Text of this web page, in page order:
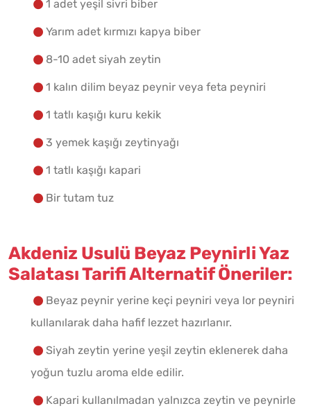
1 adet yeşil sivri biber
Yarım adet kırmızı kapya biber
8-10 adet siyah zeytin
1 kalın dilim beyaz peynir veya feta peyniri
1 tatlı kaşığı kuru kekik
3 yemek kaşığı zeytinyağı
1 tatlı kaşığı kapari
Bir tutam tuz
Akdeniz Usulü Beyaz Peynirli Yaz
Salatası Tarifi Alternatif Öneriler:
Beyaz peynir yerine keçi peyniri veya lor peyniri
kullanılarak daha hafif lezzet hazırlanır.
Siyah zeytin yerine yeşil zeytin eklenerek daha
yoğun tuzlu aroma elde edilir.
Kapari kullanılmadan yalnızca zeytin ve peynirle